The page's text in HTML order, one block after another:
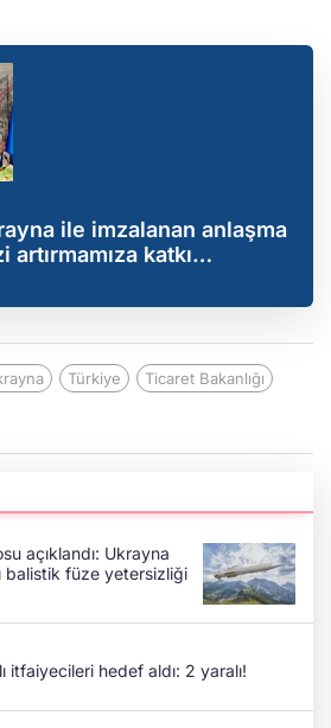
ile imzalanan anlaşma
katkı
Türkiye
Ticaret Bakanlığı
açıklandı: Ukrayna
balistik füze yetersizliği
itfaiyecileri hedef aldı: 2 yaralı!